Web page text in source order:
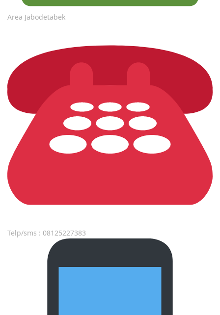
Area Jabodetabek
Telp/sms : 08125227383